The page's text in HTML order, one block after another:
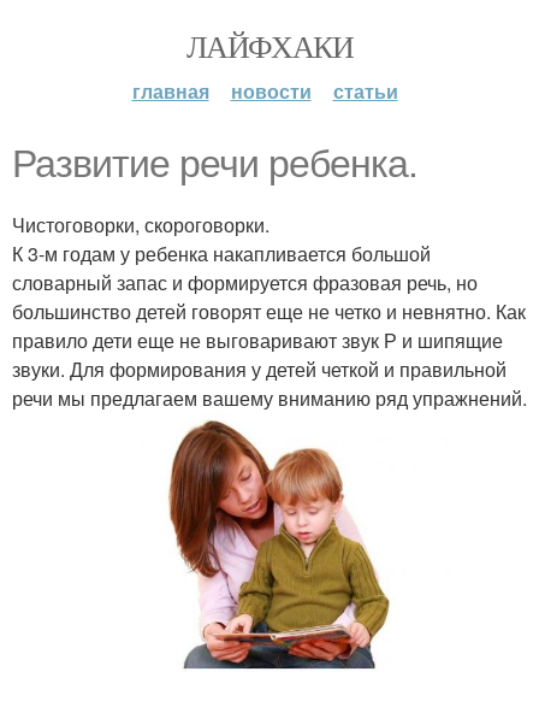
ЛАЙФХАКИ
главная новости статьи
Развитие речи ребенка.
Чистоговорки, скороговорки.
К 3-м годам у ребенка накапливается большой
словарный запас и формируется фразовая речь, но
большинство детей говорят еще не четко и невнятно. Как
правило дети еще не выговаривают звук Р и шипящие
звуки. Для формирования у детей четкой и правильной
речи мы предлагаем вашему вниманию ряд упражнений.